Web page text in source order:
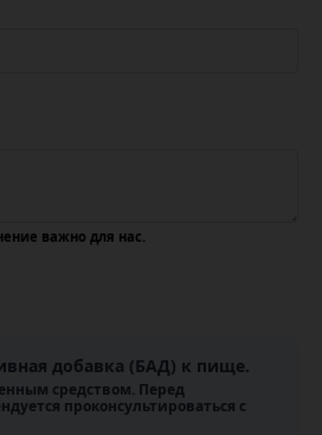
важно для нас.
добавка (БАД) к пище.
средством. Перед
проконсультироваться с